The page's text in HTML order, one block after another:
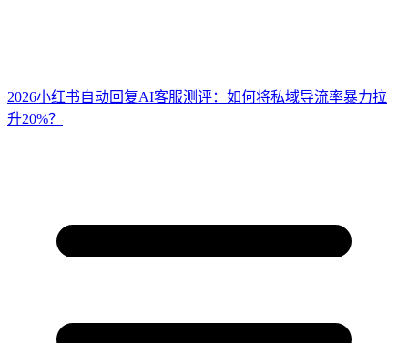
2026小红书自动回复AI客服测评：如何将私域导流率暴力拉
升20%？